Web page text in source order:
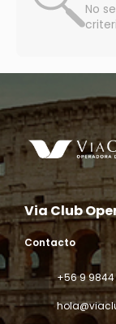
No
Via Club
Contacto
+56 9